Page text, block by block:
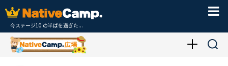
今ステージ10 の半ばを過ぎた...